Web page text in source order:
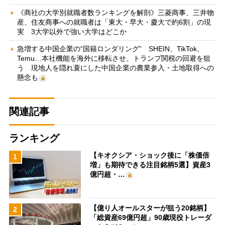
《商社の大学別就職者数ランキングを解剖》三菱商事、三井物
産、住友商事への就職者は「東大・早大・慶大で約6割」の現
実 3大学以外で強い大学はどこか
急増する中国企業の“国籍ロンダリング” SHEIN、TikTok、
Temu…本社機能を海外に移転させ、トランプ関税の回避を狙
う 現地人を隠れ蓑にした中国企業の農業参入・土地取得への
懸念も
関連記事
ランキング
1
【キオクシア・ショック後に「株価倍
増」も期待できる注目銘柄5選】資産3
億円超・…
2
【億り人オールスターが狙う20銘柄】
「総資産69億円超」90歳現役トレーダ